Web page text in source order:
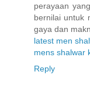
perayaan
bernilai untuk
gaya dan
latest men
mens shalwar
Reply